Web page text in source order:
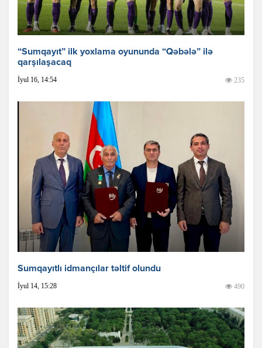
“Sumqayıt” ilk yoxlama oyununda “Qəbələ” ilə
qarşılaşacaq
İyul 16, 14:54 235
Sumqayıtlı idmançılar təltif olundu
İyul 14, 15:28 490